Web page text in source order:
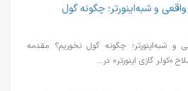
واقعی و شبه‌اینورتر؛ چگونه گول
و شبه‌اینورتر؛ چگونه گول نخوریم؟ مقدمه
«کولر گازی اینورتر» در...